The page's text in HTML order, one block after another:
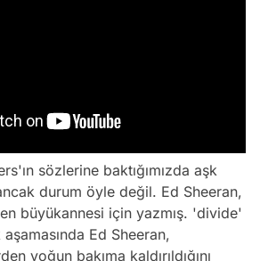
sözlerine baktığımızda aşk
durum öyle değil. Ed Sheeran,
büyükannesi için yazmış. 'divide'
aşamasında Ed Sheeran,
yoğun bakıma kaldırıldığını